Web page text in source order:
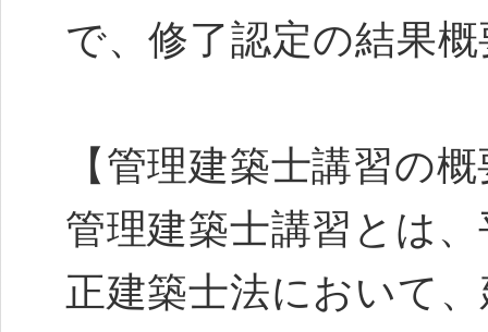
で、修了認定の結果
【管理建築士講習の
管理建築士講習とは
正建築士法において